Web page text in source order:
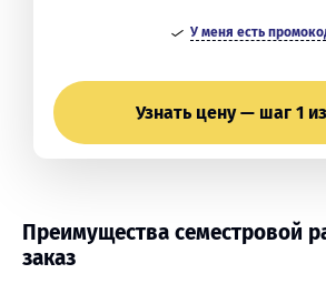
У меня есть
Узнать цену — шаг 1
Преимущества семестровой
заказ